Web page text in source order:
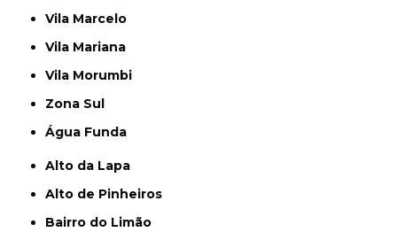
Vila Marcelo
Vila Mariana
Vila Morumbi
Zona Sul
Água Funda
Alto da Lapa
Alto de Pinheiros
Bairro do Limão